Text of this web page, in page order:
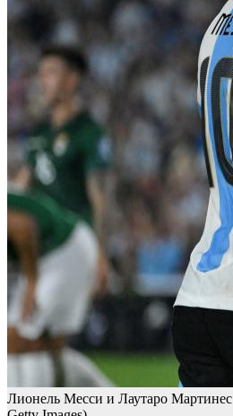
Лионель Месси и Лаутаро Мартинес